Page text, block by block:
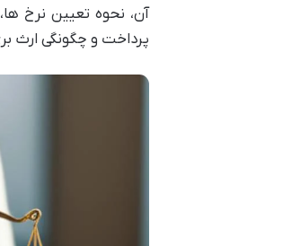
آن، نحوه تعیین نرخ
پرداخت و چگونگی ارث بری از دیه در سال ۱۴۰۲ می